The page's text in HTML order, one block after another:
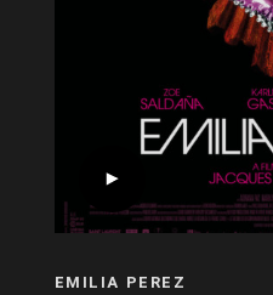
EMILIA PEREZ